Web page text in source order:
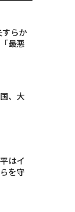
らか
最悪
、大
はイ
を守